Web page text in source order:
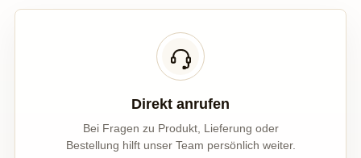
Direkt anrufen
Bei Fragen zu Produkt, Lieferung oder
Bestellung hilft unser Team persönlich weiter.